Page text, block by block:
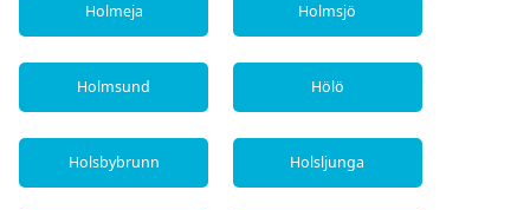
Holmeja Holmsjö
Holmsund Hölö
Holsbybrunn Holsljunga